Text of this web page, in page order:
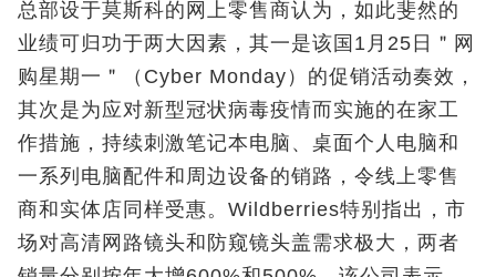
总部设于莫斯科的网上零售商认为，如此斐然的
业绩可归功于两大因素，其一是该国1月25日＂网
购星期一＂（Cyber Monday）的促销活动奏效，
其次是为应对新型冠状病毒疫情而实施的在家工
作措施，持续刺激笔记本电脑、桌面个人电脑和
一系列电脑配件和周边设备的销路，令线上零售
商和实体店同样受惠。Wildberries特别指出，市
场对高清网路镜头和防窥镜头盖需求极大，两者